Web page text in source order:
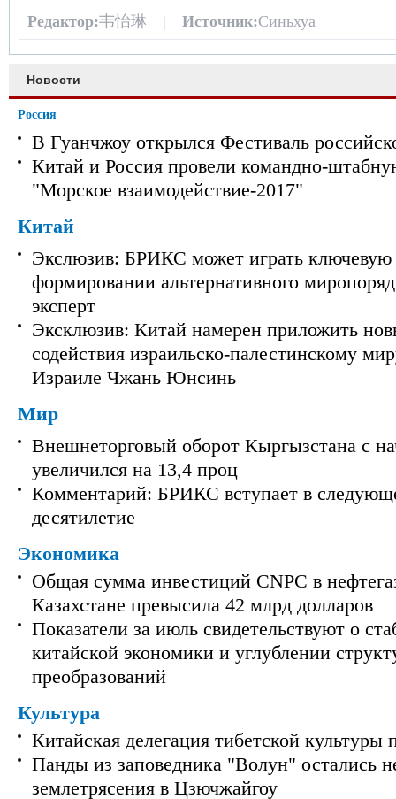
Редактор:韦怡琳 | Источник:Синьхуа
Новости
Россия
В Гуанчжоу открылся Фестиваль
Китай и Россия провели командно-
"Морское взаимодействие-2017"
Китай
Экслюзив: БРИКС может играть ключевую
формировании альтернативного
эксперт
Эксклюзив: Китай намерен приложить
содействия израильско-палестинскому
Израиле Чжань Юнсинь
Мир
Внешнеторговый оборот Кыргызстана с
увеличился на 13,4 проц
Комментарий: БРИКС вступает в
десятилетие
Экономика
Общая сумма инвестиций CNPC в
Казахстане превысила 42 млрд долларов
Показатели за июль свидетельствуют о
китайской экономики и углублении
преобразований
Культура
Китайская делегация тибетской культуры
Панды из заповедника "Волун" остались
землетрясения в Цзючжайгоу